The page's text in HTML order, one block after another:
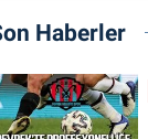
Haberler